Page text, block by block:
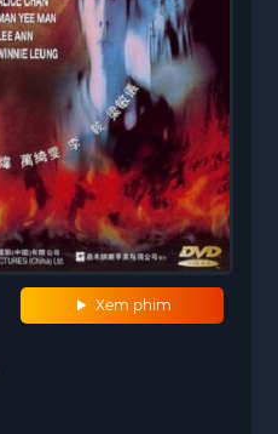
Xem phim